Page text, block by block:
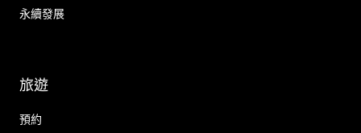
永續發展
旅遊
預約